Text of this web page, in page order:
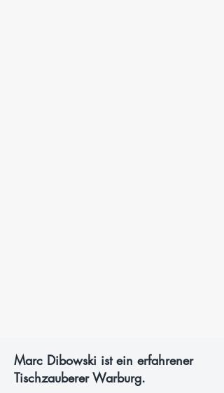
Marc Dibowski ist ein erfahrener
Tischzauberer Warburg.